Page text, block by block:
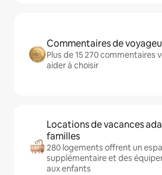
Commentaires de
Plus de 15 270 commentaires
aider à choisir
Locations de vacances
familles
280 logements offrent un
supplémentaire et des
aux enfants